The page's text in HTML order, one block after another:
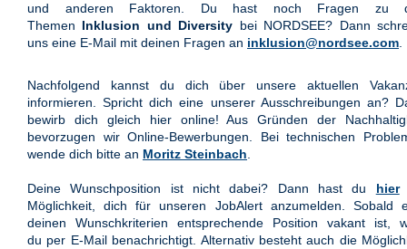
und anderen Faktoren. Du hast noch Fragen zu
Themen Inklusion und Diversity bei NORDSEE? Dann
uns eine E-Mail mit deinen Fragen an inklusion@nordsee.com
Nachfolgend kannst du dich über unsere aktuellen
informieren. Spricht dich eine unserer Ausschreibungen an?
bewirb dich gleich hier online! Aus Gründen der
bevorzugen wir Online-Bewerbungen. Bei technischen
wende dich bitte an Moritz Steinbach
Deine Wunschposition ist nicht dabei? Dann hast du hier
Möglichkeit, dich für unseren JobAlert anzumelden. Sobald
deinen Wunschkriterien entsprechende Position vakant ist,
du per E-Mail benachrichtigt. Alternativ besteht auch die